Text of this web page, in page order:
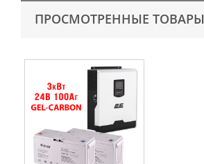
ПРОСМОТРЕННЫЕ ТОВАРЫ